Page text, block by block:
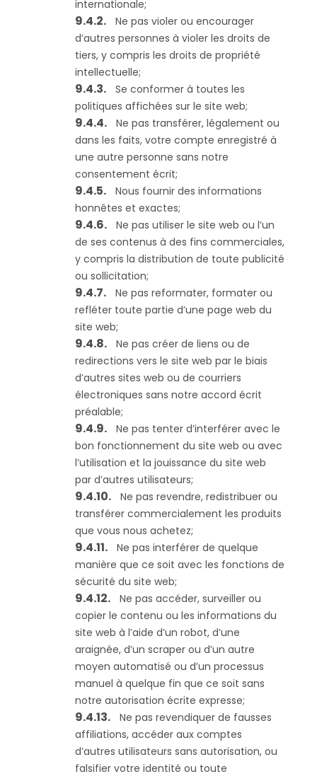
internationale;
Ne pas violer ou encourager
d’autres personnes à violer les droits de
tiers, y compris les droits de propriété
intellectuelle;
Se conformer à toutes les
politiques affichées sur le site web;
Ne pas transférer, légalement ou
dans les faits, votre compte enregistré à
une autre personne sans notre
consentement écrit;
Nous fournir des informations
honnêtes et exactes;
Ne pas utiliser le site web ou l’un
de ses contenus à des fins commerciales,
y compris la distribution de toute publicité
ou sollicitation;
Ne pas reformater, formater ou
refléter toute partie d’une page web du
site web;
Ne pas créer de liens ou de
redirections vers le site web par le biais
d’autres sites web ou de courriers
électroniques sans notre accord écrit
préalable;
Ne pas tenter d’interférer avec le
bon fonctionnement du site web ou avec
l’utilisation et la jouissance du site web
par d’autres utilisateurs;
Ne pas revendre, redistribuer ou
transférer commercialement les produits
que vous nous achetez;
Ne pas interférer de quelque
manière que ce soit avec les fonctions de
sécurité du site web;
Ne pas accéder, surveiller ou
copier le contenu ou les informations du
site web à l’aide d’un robot, d’une
araignée, d’un scraper ou d’un autre
moyen automatisé ou d’un processus
manuel à quelque fin que ce soit sans
notre autorisation écrite expresse;
Ne pas revendiquer de fausses
affiliations, accéder aux comptes
d’autres utilisateurs sans autorisation, ou
falsifier votre identité ou toute